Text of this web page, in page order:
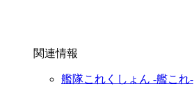
関連情報
艦隊これくしょん -艦これ-